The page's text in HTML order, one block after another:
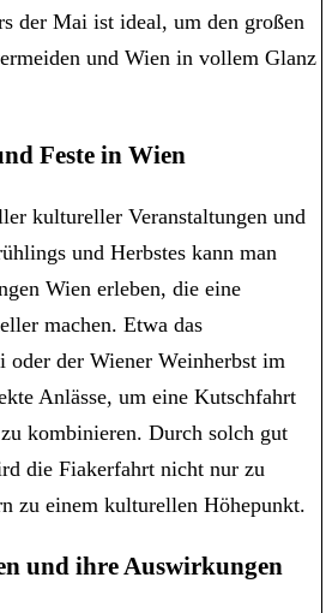
der Mai ist ideal, um den großen
und Wien in vollem Glanz
Feste in Wien
kultureller Veranstaltungen und
und Herbstes kann man
Wien erleben, die eine
machen. Etwa das
oder der Wiener Weinherbst im
Anlässe, um eine Kutschfahrt
kombinieren. Durch solch gut
die Fiakerfahrt nicht nur zu
zu einem kulturellen Höhepunkt.
und ihre Auswirkungen